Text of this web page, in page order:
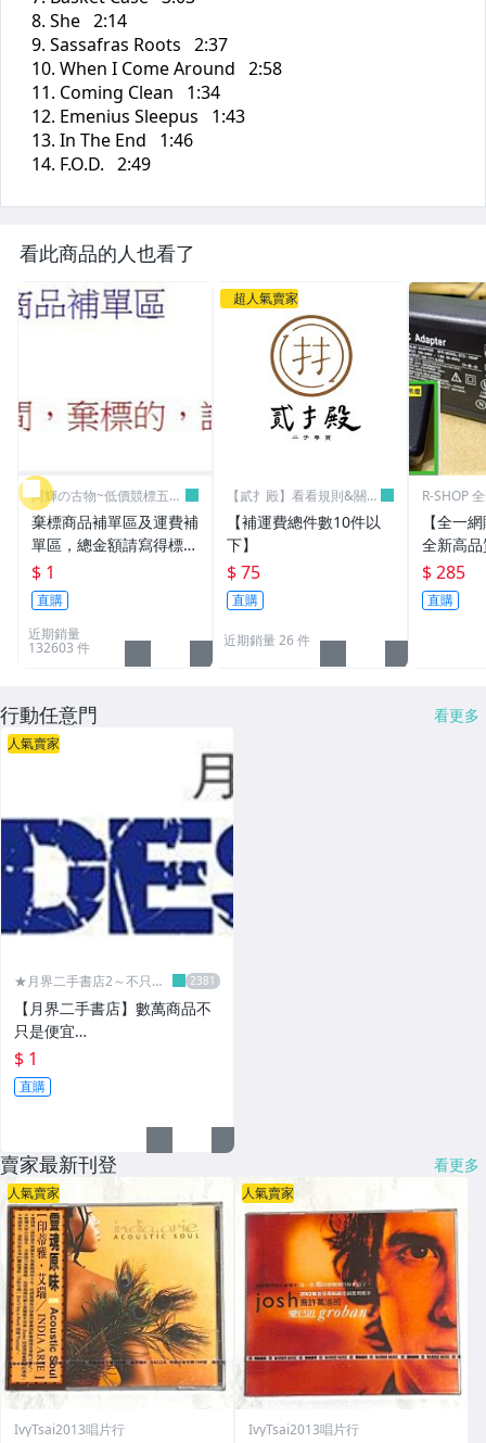
看此商品的人也看了
阿輝の古物~低價競標五六
日結標
棄標商品補單區及運費補
單區，總金額請寫得標商
品金額，運費請寫棄標商
品原設定之運費
$ 1
直購
近期銷量
132603 件
超人氣賣家
【貳扌殿】看看規則&關於
【補運費總件數10件以
下】
$ 75
直購
近期銷量 26 件
R-SHOP
【全一
全新高
筆電 變
3.16A通
L30
$ 285
直購
行動任意門 看更多
人氣賣家
★月界二手書店2～不只是
【月界二手書店】數萬商品不
只是便宜…
$ 1
直購
賣家最新刊登 看更多
人氣賣家
IvyTsai2013唱片行
人氣賣家
IvyTsai2013唱片行